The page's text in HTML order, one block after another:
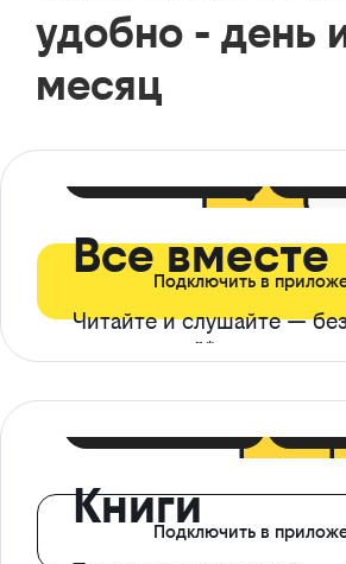
удобно - день
месяц
Все вместе
Читайте и слушайте —
ограничений*
Подключить в
КнигиПодключить в